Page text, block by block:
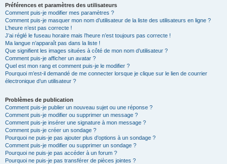
Préférences et paramètres des utilisateurs
Comment puis-je modifier mes paramètres ?
Comment puis-je masquer mon nom d’utilisateur de la liste des utilisateurs en ligne ?
L’heure n’est pas correcte !
J’ai réglé le fuseau horaire mais l’heure n’est toujours pas correcte !
Ma langue n’apparaît pas dans la liste !
Que signifient les images situées à côté de mon nom d’utilisateur ?
Comment puis-je afficher un avatar ?
Quel est mon rang et comment puis-je le modifier ?
Pourquoi m’est-il demandé de me connecter lorsque je clique sur le lien de courrier
électronique d’un utilisateur ?
Problèmes de publication
Comment puis-je publier un nouveau sujet ou une réponse ?
Comment puis-je modifier ou supprimer un message ?
Comment puis-je insérer une signature à mon message ?
Comment puis-je créer un sondage ?
Pourquoi ne puis-je pas ajouter plus d’options à un sondage ?
Comment puis-je modifier ou supprimer un sondage ?
Pourquoi ne puis-je pas accéder à un forum ?
Pourquoi ne puis-je pas transférer de pièces jointes ?